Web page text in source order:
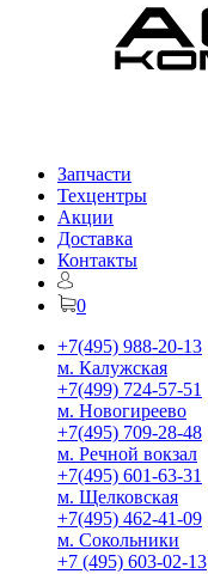
Запчасти
Техцентры
Акции
Доставка
Контакты
0
+7(495) 988-20-13
м. Калужская
+7(499) 724-57-51
м. Новогиреево
+7(495) 709-28-48
м. Речной вокзал
+7(495) 601-63-31
м. Щелковская
+7(495) 462-41-09
м. Сокольники
+7 (495) 603-02-13